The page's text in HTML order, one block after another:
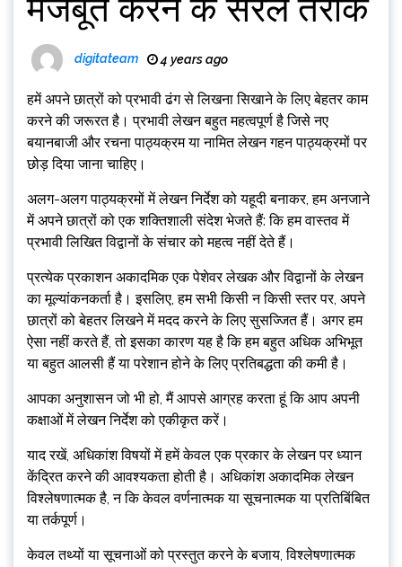
मजबूत करने के सरल तरीके
digitateam 4 years ago
हमें अपने छात्रों को प्रभावी ढंग से लिखना सिखाने के लिए बेहतर काम
करने की जरूरत है। प्रभावी लेखन बहुत महत्वपूर्ण है जिसे नए
बयानबाजी और रचना पाठ्यक्रम या नामित लेखन गहन पाठ्यक्रमों पर
छोड़ दिया जाना चाहिए।
अलग-अलग पाठ्यक्रमों में लेखन निर्देश को यहूदी बनाकर, हम अनजाने
में अपने छात्रों को एक शक्तिशाली संदेश भेजते हैं: कि हम वास्तव में
प्रभावी लिखित विद्वानों के संचार को महत्व नहीं देते हैं।
प्रत्येक प्रकाशन अकादमिक एक पेशेवर लेखक और विद्वानों के लेखन
का मूल्यांकनकर्ता है। इसलिए, हम सभी किसी न किसी स्तर पर, अपने
छात्रों को बेहतर लिखने में मदद करने के लिए सुसज्जित हैं। अगर हम
ऐसा नहीं करते हैं, तो इसका कारण यह है कि हम बहुत अधिक अभिभूत
या बहुत आलसी हैं या परेशान होने के लिए प्रतिबद्धता की कमी है।
आपका अनुशासन जो भी हो, मैं आपसे आग्रह करता हूं कि आप अपनी
कक्षाओं में लेखन निर्देश को एकीकृत करें।
याद रखें, अधिकांश विषयों में हमें केवल एक प्रकार के लेखन पर ध्यान
केंद्रित करने की आवश्यकता होती है। अधिकांश अकादमिक लेखन
विश्लेषणात्मक है, न कि केवल वर्णनात्मक या सूचनात्मक या प्रतिबिंबित
या तर्कपूर्ण।
केवल तथ्यों या सूचनाओं को प्रस्तुत करने के बजाय, विश्लेषणात्मक